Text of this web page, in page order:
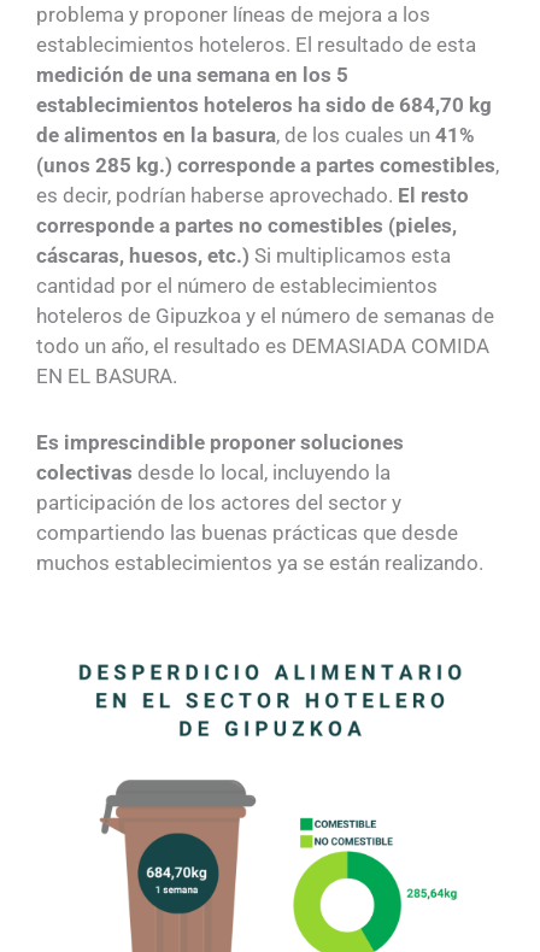
problema y proponer líneas de mejora a los
establecimientos hoteleros. El resultado de esta
medición de una semana en los 5
establecimientos hoteleros ha sido de 684,70 kg
de alimentos en la basura, de los cuales un 41%
(unos 285 kg.) corresponde a partes comestibles,
es decir, podrían haberse aprovechado. El resto
corresponde a partes no comestibles (pieles,
cáscaras, huesos, etc.) Si multiplicamos esta
cantidad por el número de establecimientos
hoteleros de Gipuzkoa y el número de semanas de
todo un año, el resultado es DEMASIADA COMIDA
EN EL BASURA.
Es imprescindible proponer soluciones
colectivas desde lo local, incluyendo la
participación de los actores del sector y
compartiendo las buenas prácticas que desde
muchos establecimientos ya se están realizando.